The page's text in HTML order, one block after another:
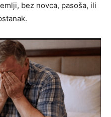
bez novca, pasoša, ili